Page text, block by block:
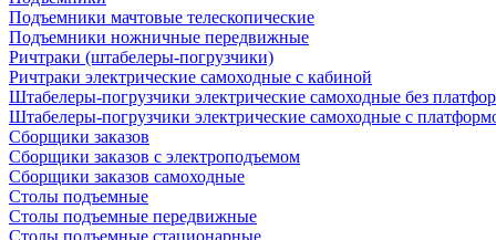
Подъемники мачтовые телескопические
Подъемники ножничные передвижные
Ричтраки (штабелеры-погрузчики)
Ричтраки электрические самоходные с кабиной
Штабелеры-погрузчики электрические самоходные без
Штабелеры-погрузчики электрические самоходные с
Сборщики заказов
Сборщики заказов с электроподъемом
Сборщики заказов самоходные
Столы подъемные
Столы подъемные передвижные
Столы подъемные стационарные